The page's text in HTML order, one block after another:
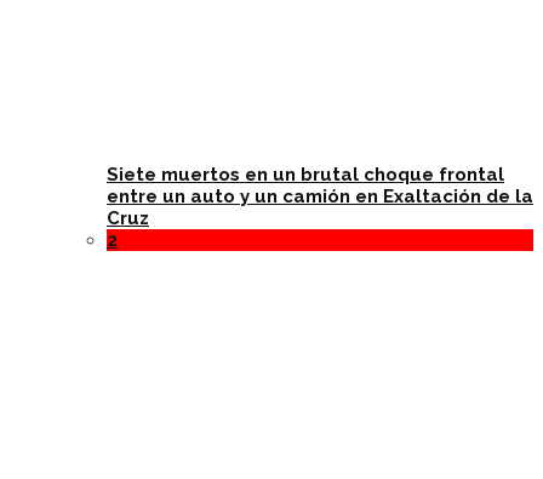
Siete muertos en un brutal choque frontal
entre un auto y un camión en Exaltación de la
Cruz
2